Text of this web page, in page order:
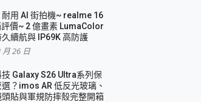
用 AI 街拍機~ realme 16
價~ 2 億畫素 LumaColor
續航與 IP69K 高防護
月 26 日
Galaxy S26 Ultra系列保
？imos AR 低反光玻璃、
貼與軍規防摔殼完整開箱